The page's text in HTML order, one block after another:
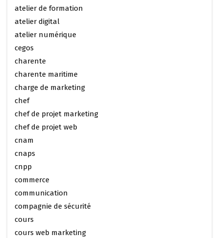
atelier de formation
atelier digital
atelier numérique
cegos
charente
charente maritime
charge de marketing
chef
chef de projet marketing
chef de projet web
cnam
cnaps
cnpp
commerce
communication
compagnie de sécurité
cours
cours web marketing